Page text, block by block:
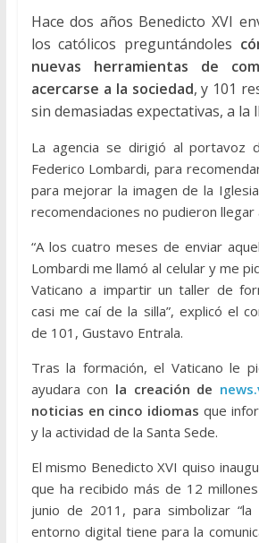
Hace dos años Benedicto XVI
los católicos preguntándoles
nuevas herramientas de
acercarse a la sociedad, y 101
sin demasiadas expectativas, a la
La agencia se dirigió al portavoz
Federico Lombardi, para
para mejorar la imagen de la
recomendaciones no pudieron
“A los cuatro meses de enviar
Lombardi me llamó al celular y me
Vaticano a impartir un taller de
casi me caí de la silla”, explicó el
de 101, Gustavo Entrala.
Tras la formación, el Vaticano le
ayudara con la creación de
noticias en cinco idiomas que
y la actividad de la Santa Sede.
El mismo Benedicto XVI quiso
que ha recibido más de 12
junio de 2011, para simbolizar “la
entorno digital tiene para la